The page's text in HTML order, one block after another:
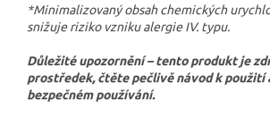
*Minimalizovaný obsah chemických
snižuje riziko vzniku alergie IV. typu.
Důležité upozornění – tento produkt je
prostředek, čtěte pečlivě návod k použití
bezpečném používání.